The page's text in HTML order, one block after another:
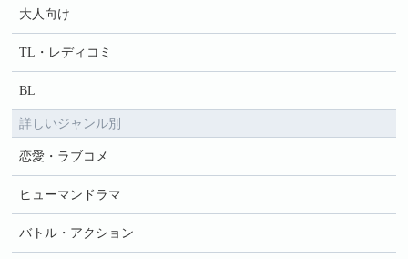
大人向け
TL・レディコミ
BL
詳しいジャンル別
恋愛・ラブコメ
ヒューマンドラマ
バトル・アクション